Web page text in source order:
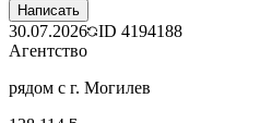
Написать
30.07.2026 ID 4194188
Агентство
рядом с г. Могилев